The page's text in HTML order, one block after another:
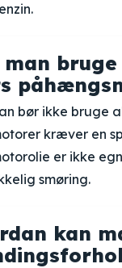
man
bør ikke bruge
kræver en
er ikke
smøring.
kan